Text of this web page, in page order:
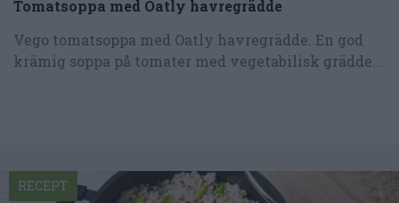
Tomatsoppa med Oatly havregrädde
Vego tomatsoppa med Oatly havregrädde. En god
krämig soppa på tomater med vegetabilisk grädde...
RECEPT